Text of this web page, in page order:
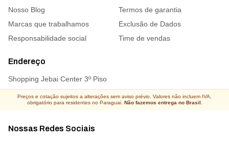
Nosso Blog
Termos de garantia
Marcas que trabalhamos
Exclusão de Dados
Responsabilidade social
Time de vendas
Endereço
Shopping Jebai Center 3º Piso
Nossas Redes Sociais
Preços e cotação sujeitos a alterações sem aviso prévio. Valores não incluem IVA,
obrigatório para residentes no Paraguai. Não fazemos entrega no Brasil.